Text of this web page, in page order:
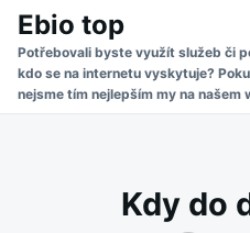
Skip
content
Search
for:
Ebio top
Potřebovali byste využít služeb či
kdo se na internetu vyskytuje?
nejsme tím nejlepším my na našem
Kdy do